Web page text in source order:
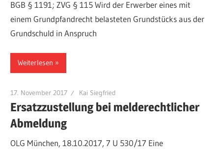
BGB § 1191; ZVG § 115 Wird der Erwerber eines mit
einem Grundpfandrecht belasteten Grundstücks aus der
Grundschuld in Anspruch
Weiterlesen
17. November 2017 Kai Siegfried
Ersatzzustellung bei melderechtlicher
Abmeldung
OLG München, 18.10.2017, 7 U 530/17 Eine